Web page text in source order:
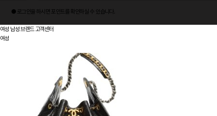
그
인
● 로그인을 하시면 포인트 를 확인하실 수 있습니다.
여성 남성 브랜드 고객센터
여성